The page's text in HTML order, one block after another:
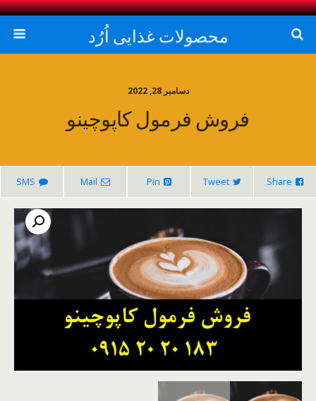
محصولات غذایی اُرُد
دسامبر 28, 2022
فروش فرمول کاپوچینو
Share
Tweet
Pin
Mail
SMS